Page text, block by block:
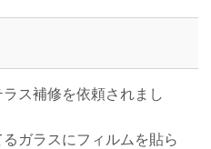
ス補修を依頼されまし
ガラスにフィルムを貼ら